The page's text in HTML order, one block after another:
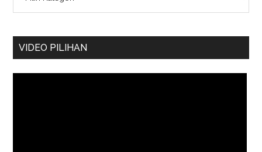
VIDEO PILIHAN